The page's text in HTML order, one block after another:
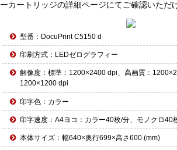
ーカートリッジの詳細ページにてご確認いただ
型番：DocuPrint C5150 d
印刷方式：LEDゼログラフィー
解像度：標準：1200×2400 dpi、高画質：
1200×1200 dpi
印字色：カラー
印字速度：A4ヨコ：カラー40枚/分、モノクロ40
本体サイズ：幅640×奥行699×高さ600 (mm)